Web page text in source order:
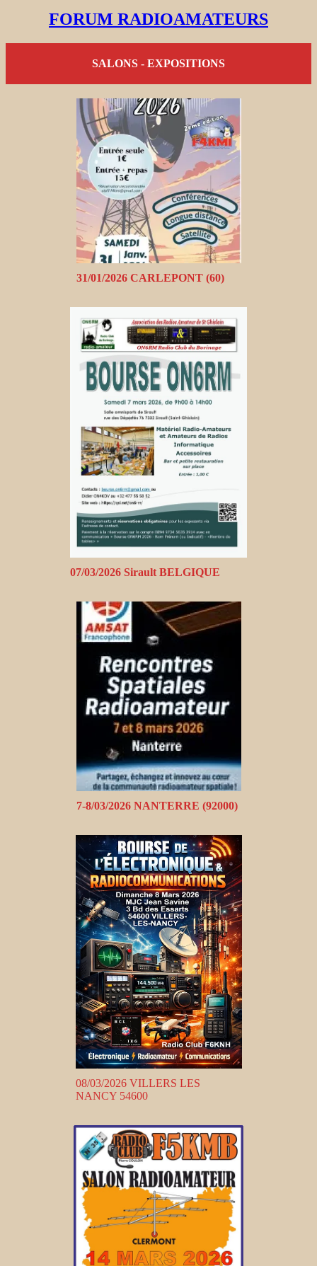
FORUM RADIOAMATEURS
SALONS - EXPOSITIONS
31/01/2026 CARLEPONT (60)
07/03/2026 Sirault BELGIQUE
7-8/03/2026 NANTERRE (92000)
08/03/2026 VILLERS LES
NANCY 54600